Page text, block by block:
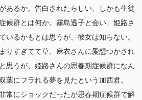
あるか。告白されたらしい、しかも生徒
候群とは何か。霧島透子と会い、姫路さ
いるかもとは思うが、彼女は知らない。
りすぎてて草、麻衣さんに愛想つかされ
思うが、姫路さんの思春期症候群になん
葉にフラれる夢を見たという加西君。
常にショックだったが思春期症候群で解